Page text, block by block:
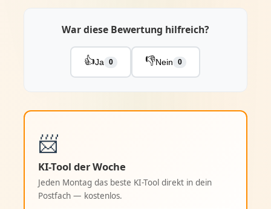
War diese Bewertung hilfreich?
👍Ja 0 👎Nein 0
📨
KI-Tool der Woche
Jeden Montag das beste KI-Tool direkt in dein
Postfach — kostenlos.